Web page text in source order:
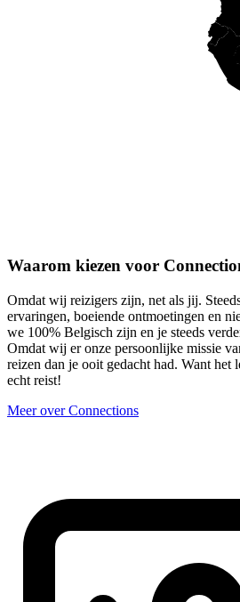
Waarom kiezen voor
Omdat wij reizigers zijn, net als jij.
ervaringen, boeiende ontmoetingen en
we 100% Belgisch zijn en je steeds
Omdat wij er onze persoonlijke missie
reizen dan je ooit gedacht had. Want het
echt reist!
Meer over Connections